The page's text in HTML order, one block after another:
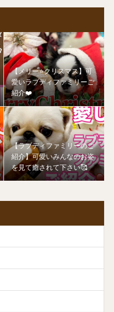
【メリー⭐️クリスマス】可
愛いラブディファミリーご
紹介❤️
【ラブディファミリーのご
紹介】可愛いみんなのお姿
を見て癒されて下さい🥰